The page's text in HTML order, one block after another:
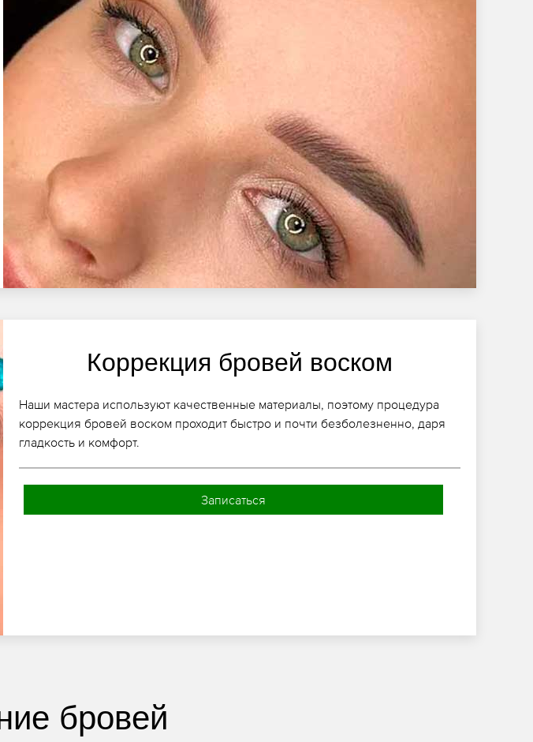
Коррекция бровей воском
Наши мастера используют качественные материалы, поэтому процедура
коррекция бровей воском проходит быстро и почти безболезненно, даря
гладкость и комфорт.
Записаться
бровей